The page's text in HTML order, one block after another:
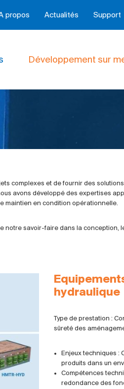
propos Actualités Support
Développement sur
complexes et de fournir des
avons développé des expertises
maintien en condition opérationnelle.
notre savoir-faire dans la conception,
hydraulique
Type de prestation :
sûreté des
Enjeux techniques :
produits dans un
Compétences
redondance des